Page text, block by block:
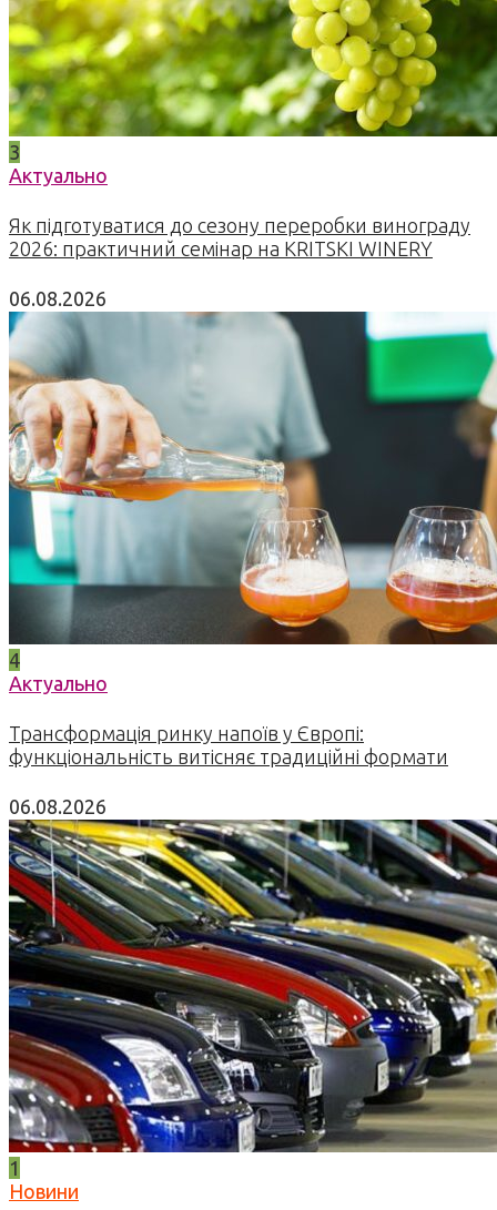
3
Актуально
Як підготуватися до сезону переробки винограду
2026: практичний семінар на KRITSKI WINERY
06.08.2026
4
Актуально
Трансформація ринку напоїв у Європі:
функціональність витісняє традиційні формати
06.08.2026
1
Новини